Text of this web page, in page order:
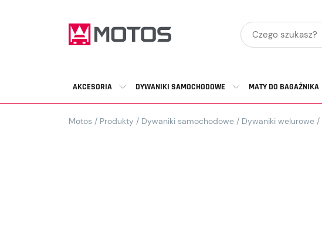
AKCESORIA DYWANIKI SAMOCHODOWE MATY DO BAGAŻNIKA
Motos / Produkty / Dywaniki samochodowe / Dywaniki welurowe /